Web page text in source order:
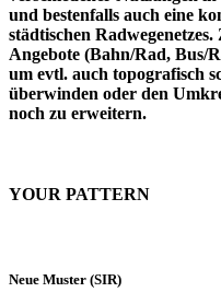
und bestenfalls auch eine
städtischen
Angebote (Bahn/Rad, Bus/
um evtl. auch topografisch
überwinden oder den
noch zu erweitern.
YOUR PATTERN
Neue Muster (SIR)